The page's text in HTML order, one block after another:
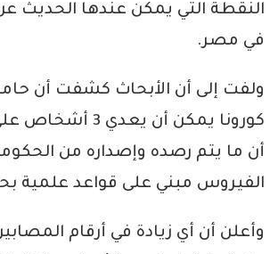
النقطة التي يمكن عندها الحديث عن
في مصر.
ولفت إلى أن الأبحاث كشفت أن
كورونا يمكن أن
أن ما يتم رصده وإصداره من
الفيروس مبني على قواعد علمية
وأعلن أن أي زيادة في أرقام